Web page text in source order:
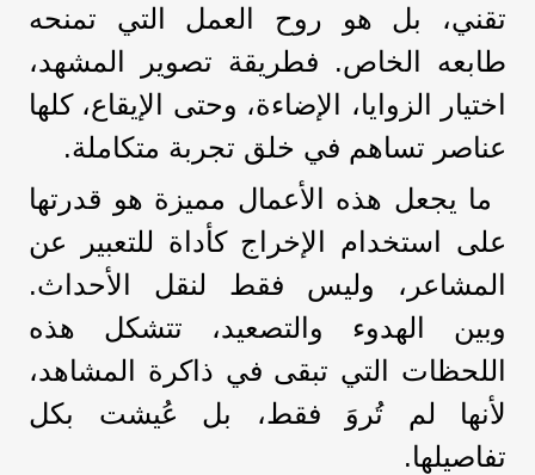
تقني، بل هو روح العمل التي تمنحه
طابعه الخاص. فطريقة تصوير المشهد،
اختيار الزوايا، الإضاءة، وحتى الإيقاع، كلها
عناصر تساهم في خلق تجربة متكاملة.
ما يجعل هذه الأعمال مميزة هو قدرتها
على استخدام الإخراج كأداة للتعبير عن
المشاعر، وليس فقط لنقل الأحداث.
وبين الهدوء والتصعيد، تتشكل هذه
اللحظات التي تبقى في ذاكرة المشاهد،
لأنها لم تُروَ فقط، بل عُيشت بكل
تفاصيلها.